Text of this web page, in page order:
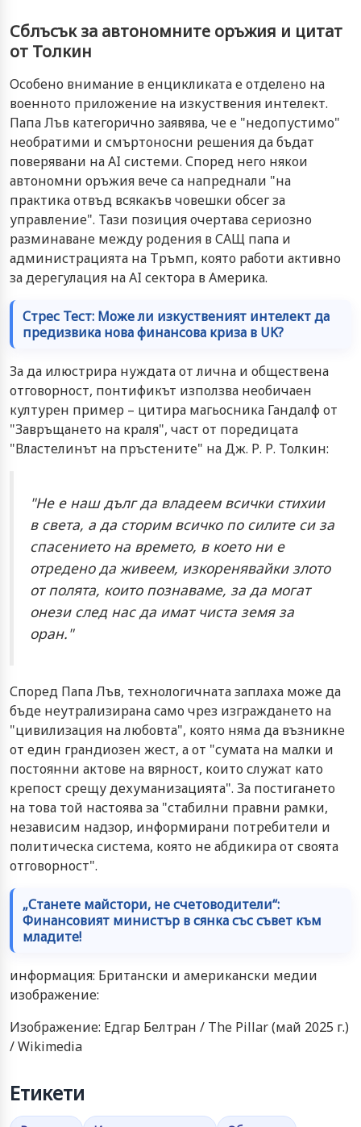
Сблъсък за автономните оръжия и цитат
от Толкин
Особено внимание в енцикликата е отделено на
военното приложение на изкуствения интелект.
Папа Лъв категорично заявява, че е "недопустимо"
необратими и смъртоносни решения да бъдат
поверявани на AI системи. Според него някои
автономни оръжия вече са напреднали "на
практика отвъд всякакъв човешки обсег за
управление". Тази позиция очертава сериозно
разминаване между родения в САЩ папа и
администрацията на Тръмп, която работи активно
за дерегулация на AI сектора в Америка.
Стрес Тест: Може ли изкуственият интелект да
предизвика нова финансова криза в UK?
За да илюстрира нуждата от лична и обществена
отговорност, понтификът използва необичаен
културен пример – цитира магьосника Гандалф от
"Завръщането на краля", част от поредицата
"Властелинът на пръстените" на Дж. Р. Р. Толкин:
"Не е наш дълг да владеем всички стихии
в света, а да сторим всичко по силите си за
спасението на времето, в което ни е
отредено да живеем, изкоренявайки злото
от полята, които познаваме, за да могат
онези след нас да имат чиста земя за
оран."
Според Папа Лъв, технологичната заплаха може да
бъде неутрализирана само чрез изграждането на
"цивилизация на любовта", която няма да възникне
от един грандиозен жест, а от "сумата на малки и
постоянни актове на вярност, които служат като
крепост срещу дехуманизацията". За постигането
на това той настоява за "стабилни правни рамки,
независим надзор, информирани потребители и
политическа система, която не абдикира от своята
отговорност".
„Станете майстори, не счетоводители“:
Финансовият министър в сянка със съвет към
младите!
информация: Британски и американски медии
изображение:
Изображение: Едгар Белтран / The Pillar (май 2025 г.)
/ Wikimedia
Етикети